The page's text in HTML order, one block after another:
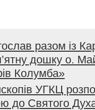
разом із
дошку о.
Колумба»
УГКЦ
до Святого